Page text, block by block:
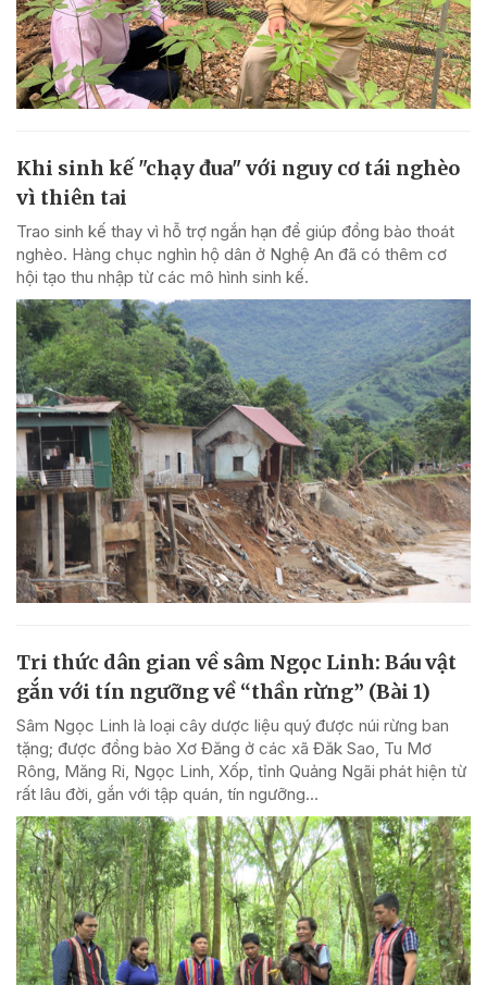
Khi sinh kế "chạy đua" với nguy cơ tái nghèo
vì thiên tai
Trao sinh kế thay vì hỗ trợ ngắn hạn để giúp đồng bào thoát
nghèo. Hàng chục nghìn hộ dân ở Nghệ An đã có thêm cơ
hội tạo thu nhập từ các mô hình sinh kế.
Tri thức dân gian về sâm Ngọc Linh: Báu vật
gắn với tín ngưỡng về “thần rừng” (Bài 1)
Sâm Ngọc Linh là loại cây dược liệu quý được núi rừng ban
tặng; được đồng bào Xơ Đăng ở các xã Đăk Sao, Tu Mơ
Rông, Măng Ri, Ngọc Linh, Xốp, tỉnh Quảng Ngãi phát hiện từ
rất lâu đời, gắn với tập quán, tín ngưỡng...